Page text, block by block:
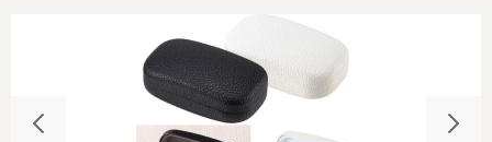
名入れについて
社会貢献活動 特定商取引法に基づく表記